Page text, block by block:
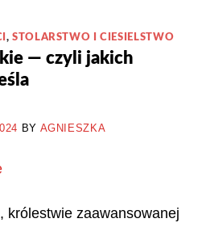
,STOLARSTWO I CIESIELSTWO
— czyli jakich
BY AGNIESZKA
królestwie zaawansowanej